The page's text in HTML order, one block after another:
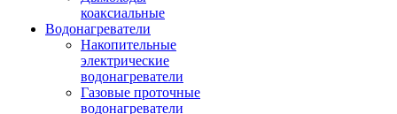
коаксиальные
Водонагреватели
Накопительные
электрические
водонагреватели
Газовые проточные
водонагреватели